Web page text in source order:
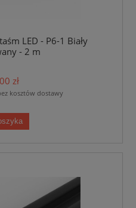
LED - P6-1 Biały
- 2 m
zł
kosztów dostawy